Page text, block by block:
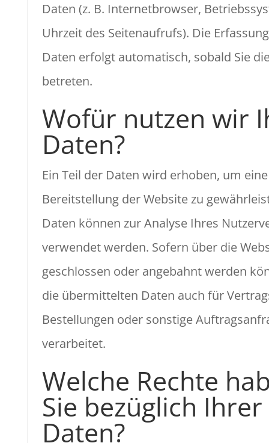
Daten (z. B. Internetbrowser,
Uhrzeit des Seitenaufrufs). Die
Daten erfolgt automatisch, sobald Sie
betreten.
Wofür nutzen wir
Daten?
Ein Teil der Daten wird erhoben, um
Bereitstellung der Website zu
Daten können zur Analyse Ihres
verwendet werden. Sofern über die
geschlossen oder angebahnt werden
die übermittelten Daten auch für
Bestellungen oder sonstige
verarbeitet.
Welche Rechte
Sie bezüglich Ihrer
Daten?